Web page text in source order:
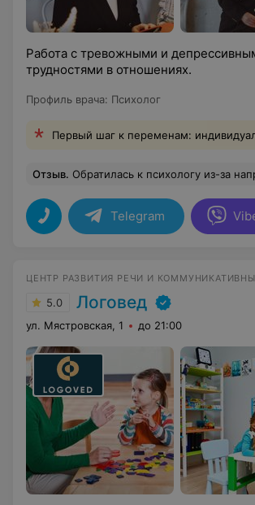
Работа с тревожными и
трудностями в отношениях.
Профиль врача: Психолог
Первый шаг к переменам:
Отзыв. Обратилась к психологу из-за напряжённой обстановки в семье. Прошла несколько сессий. Удивилась, как разговор с
Telegram
ЦЕНТР РАЗВИТИЯ РЕЧИ И
5.0 Логовед
ул. Мястровская, 1 до 21:00